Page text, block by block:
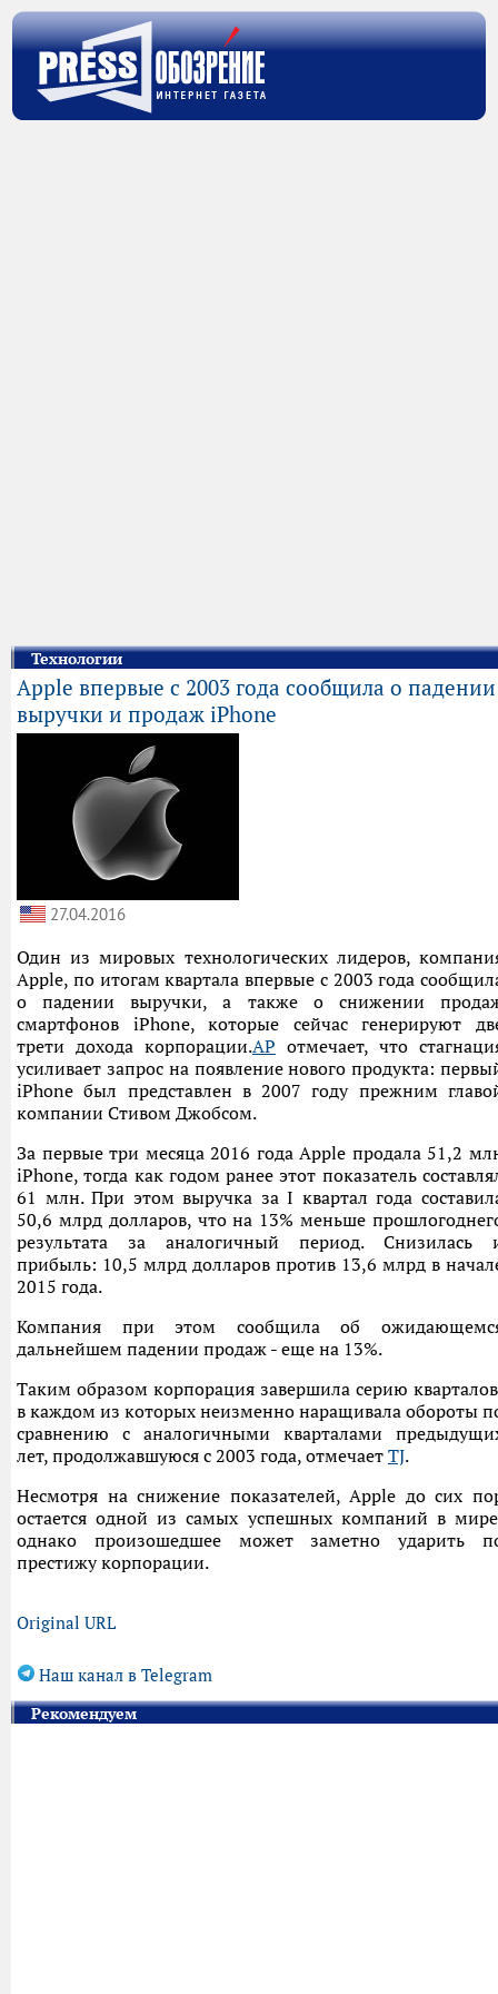
Технологии
Apple впервые с 2003 года сообщила о падении
выручки и продаж iPhone
27.04.2016
Один из мировых технологических лидеров,
Apple, по итогам квартала впервые с 2003 года
о падении выручки, а также о снижении
смартфонов iPhone, которые сейчас генерируют
трети дохода корпорации.AP отмечает, что
усиливает запрос на появление нового продукта:
iPhone был представлен в 2007 году прежним
компании Стивом Джобсом.
За первые три месяца 2016 года Apple продала 51,2
iPhone, тогда как годом ранее этот показатель
61 млн. При этом выручка за I квартал года
50,6 млрд долларов, что на 13% меньше
результата за аналогичный период. Снизилась
прибыль: 10,5 млрд долларов против 13,6 млрд в
2015 года.
Компания при этом сообщила об
дальнейшем падении продаж - еще на 13%.
Таким образом корпорация завершила серию
в каждом из которых неизменно наращивала обороты
сравнению с аналогичными кварталами
лет, продолжавшуюся с 2003 года, отмечает TJ.
Несмотря на снижение показателей, Apple до сих
остается одной из самых успешных компаний в
однако произошедшее может заметно ударить
престижу корпорации.
Original URL
Наш канал в Telegram
Рекомендуем